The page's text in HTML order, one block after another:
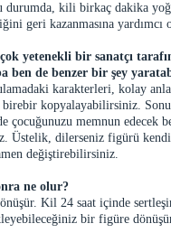
durumda, kili birkaç dakika
geri kazanmasına yardımcı
yetenekli bir sanatçı
ben de benzer bir şey
karakterleri, kolay
birebir kopyalayabilirsiniz.
çocuğunuzu memnun edecek
Üstelik, dilerseniz figürü kendi
değiştirebilirsiniz.
ne olur?
Kil 24 saat içinde
bir figüre